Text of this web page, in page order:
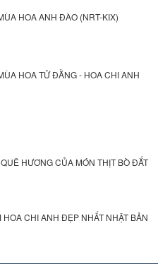
HOA ANH ĐÀO (NRT-KIX)
HOA TỬ ĐẰNG - HOA CHI ANH
HƯƠNG CỦA MÓN THỊT BÒ ĐẮT
CHI ANH ĐẸP NHẤT NHẬT BẢN